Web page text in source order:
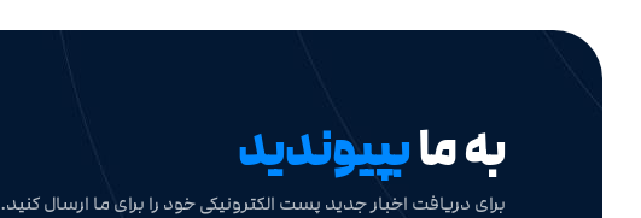
به مابپیوندید
برای دریافت اخبار جدید پست الکترونیکی خود را برای ما ارسال کنید.